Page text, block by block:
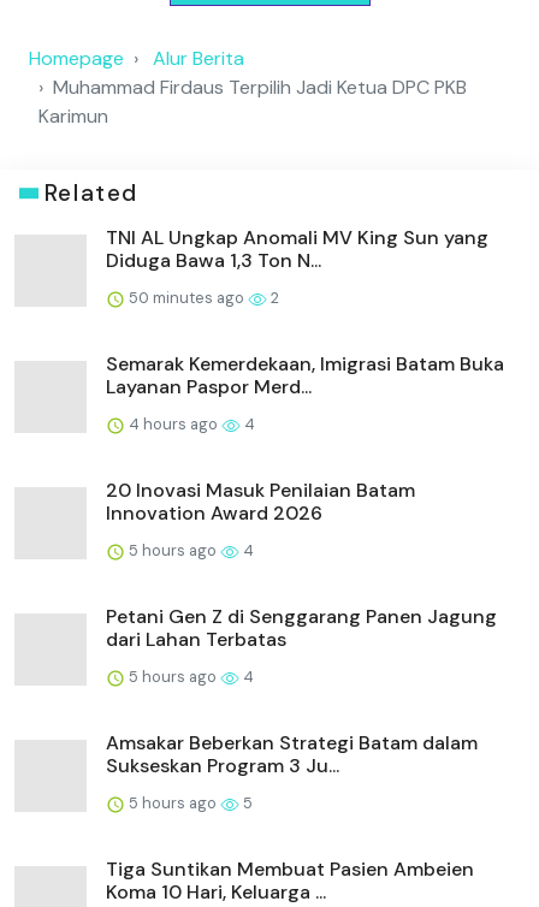
Homepage
Alur Berita
Muhammad Firdaus Terpilih Jadi Ketua DPC PKB
Karimun
Related
TNI AL Ungkap Anomali MV King Sun yang
Diduga Bawa 1,3 Ton N...
50 minutes ago 2
Semarak Kemerdekaan, Imigrasi Batam Buka
Layanan Paspor Merd...
4 hours ago 4
20 Inovasi Masuk Penilaian Batam
Innovation Award 2026
5 hours ago 4
Petani Gen Z di Senggarang Panen Jagung
dari Lahan Terbatas
5 hours ago 4
Amsakar Beberkan Strategi Batam dalam
Sukseskan Program 3 Ju...
5 hours ago 5
Tiga Suntikan Membuat Pasien Ambeien
Koma 10 Hari, Keluarga ...